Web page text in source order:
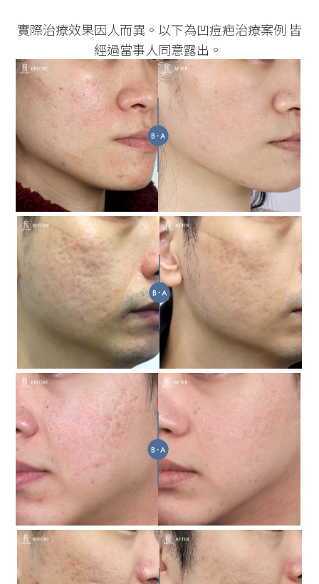
實際治療效果因人而異。以下為凹痘疤治療案例 皆
經過當事人同意露出。